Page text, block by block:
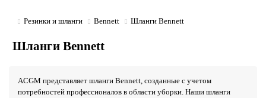
Резинки и шланги Bennett Шланги Bennett
Шланги Bennett
ACGM представляет шланги Bennett, созданные с учетом
потребностей профессионалов в области уборки. Наши шланги